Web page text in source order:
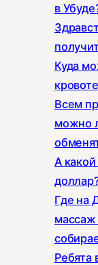
в
Куда
Всем
можно
А
Где на
массаж
Ребята